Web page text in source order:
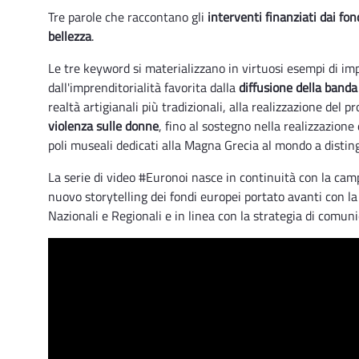
Tre parole che raccontano gli interventi finanziati dai
bellezza.
Le tre keyword si materializzano in virtuosi esempi di
dall'imprenditorialità favorita dalladiffusione della
realtà artigianali più tradizionali, alla realizzazione del
violenza sulle donne, fino al sostegno nella realizzazione
poli museali dedicati alla Magna Grecia al mondo a
La serie di video #Euronoi nasce in continuità con la
nuovo storytelling dei fondi europei portato avanti con
Nazionali e Regionali e in linea con la strategia di